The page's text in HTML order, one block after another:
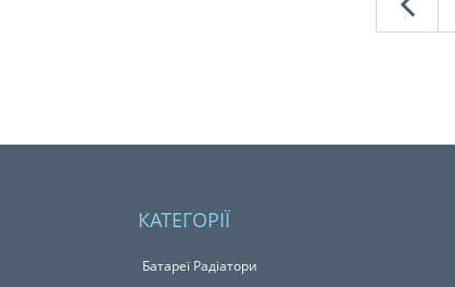
КАТЕГОРІЇ
Батареї Радіатори